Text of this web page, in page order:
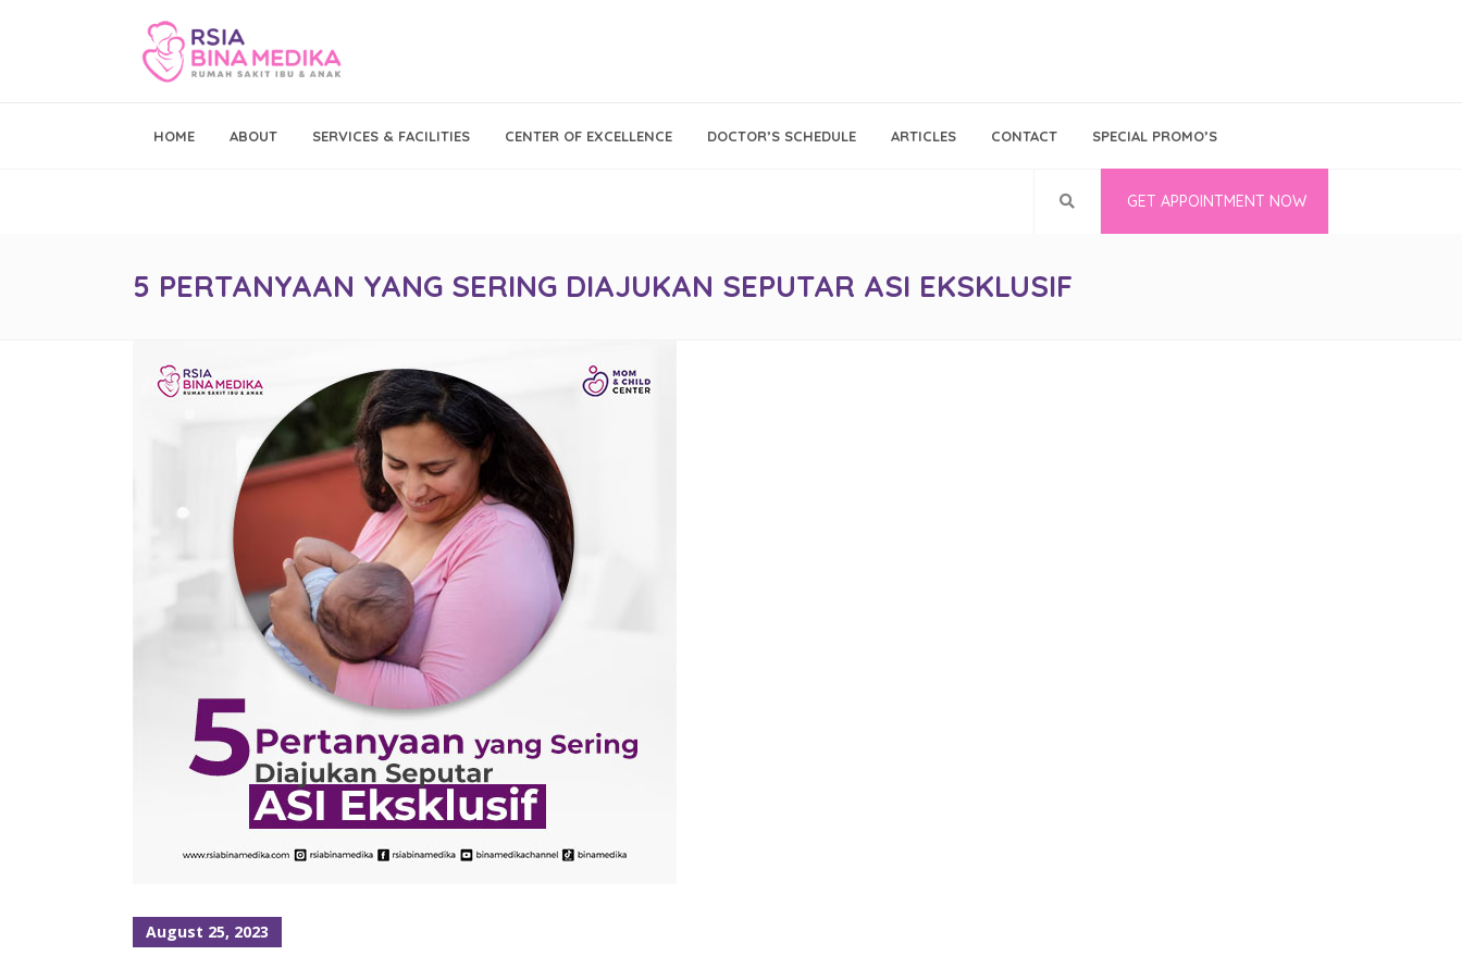
Emergency Call
Call Center
Klinik
Bina Medika
Follow Us
HOME ABOUT SERVICES & FACILITIES CENTER OF EXCELLENCE DOCTOR’S SCHEDULE ARTICLES CONTACT SPECIAL PROMO’S
GET APPOINTMENT NOW
5 PERTANYAAN YANG SERING DIAJUKAN SEPUTAR ASI EKSKLUSIF
August 25, 2023